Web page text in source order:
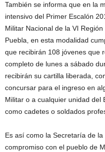
También se informa que en la
intensivo del Primer Escalón
Militar Nacional de la VI
Puebla, en esta modalidad
que recibirán 108 jóvenes que
completo de lunes a sábado
recibirán su cartilla liberada,
concursar para el ingreso en
Militar o a cualquier unidad del
como cadetes o soldados
Es así como la Secretaría de
compromiso con el pueblo de